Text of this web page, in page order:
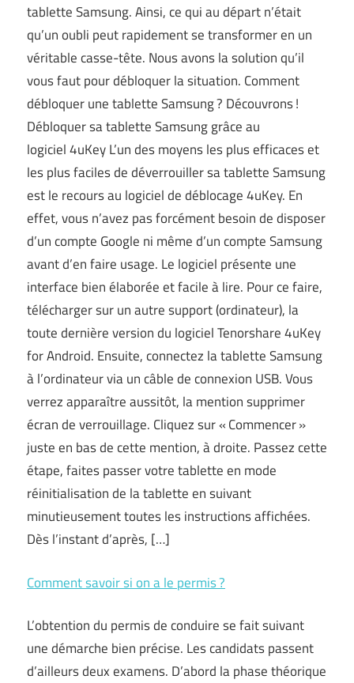
tablette Samsung. Ainsi, ce qui au départ n’était
qu’un oubli peut rapidement se transformer en un
véritable casse-tête. Nous avons la solution qu’il
vous faut pour débloquer la situation. Comment
débloquer une tablette Samsung ? Découvrons !
Débloquer sa tablette Samsung grâce au
logiciel 4uKey L’un des moyens les plus efficaces et
les plus faciles de déverrouiller sa tablette Samsung
est le recours au logiciel de déblocage 4uKey. En
effet, vous n’avez pas forcément besoin de disposer
d’un compte Google ni même d’un compte Samsung
avant d’en faire usage. Le logiciel présente une
interface bien élaborée et facile à lire. Pour ce faire,
télécharger sur un autre support (ordinateur), la
toute dernière version du logiciel Tenorshare 4uKey
for Android. Ensuite, connectez la tablette Samsung
à l’ordinateur via un câble de connexion USB. Vous
verrez apparaître aussitôt, la mention supprimer
écran de verrouillage. Cliquez sur « Commencer »
juste en bas de cette mention, à droite. Passez cette
étape, faites passer votre tablette en mode
réinitialisation de la tablette en suivant
minutieusement toutes les instructions affichées.
Dès l’instant d’après, […]
Comment savoir si on a le permis ?
L’obtention du permis de conduire se fait suivant
une démarche bien précise. Les candidats passent
d’ailleurs deux examens. D’abord la phase théorique